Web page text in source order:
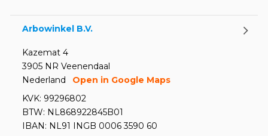
Arbowinkel B.V.
Kazemat 4
3905 NR Veenendaal
Nederland
Open in Google Maps
KVK: 99296802
BTW: NL868922845B01
IBAN: NL91 INGB 0006 3590 60